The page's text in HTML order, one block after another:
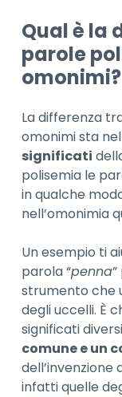
Qual è la
parole
omonimi?
La differenza
omonimi sta
significati
polisemia le
in qualche
nell’omonimia
Un esempio ti
parola “penna
strumento che
degli uccelli. È
significati
comune e un
dell’invenzione
infatti quelle